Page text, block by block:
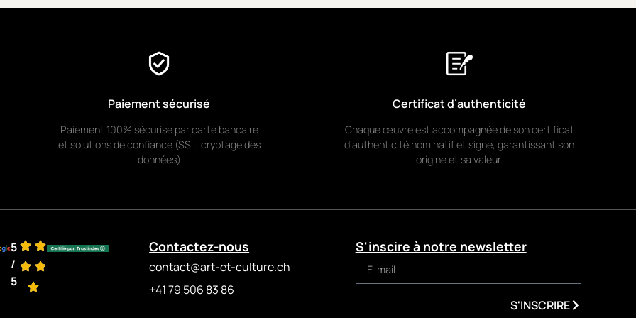
Paiement sécurisé
Paiement 100% sécurisé par carte bancaire
et solutions de confiance (SSL, cryptage des
données)
Certificat d’authenticité
Chaque œuvre est accompagnée de son certificat
d’authenticité nominatif et signé, garantissant son
origine et sa valeur.
5
/
5
Contactez-nous
contact@art-et-culture.ch
+41 79 506 83 86
S'inscire à notre newsletter
S'INSCRIRE